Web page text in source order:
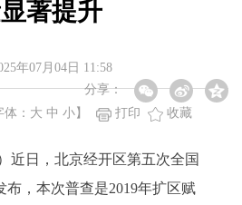
著提升
年07月04日 11:58
分享：
体： 大 中 小 】 打印 收藏
近日，北京经开区第五次全国
布，本次普查是2019年扩区赋